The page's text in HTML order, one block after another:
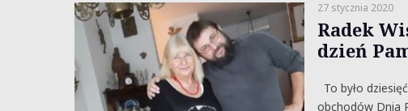
27 stycznia 2020
Radek
dzień
To było
obchodów Dnia